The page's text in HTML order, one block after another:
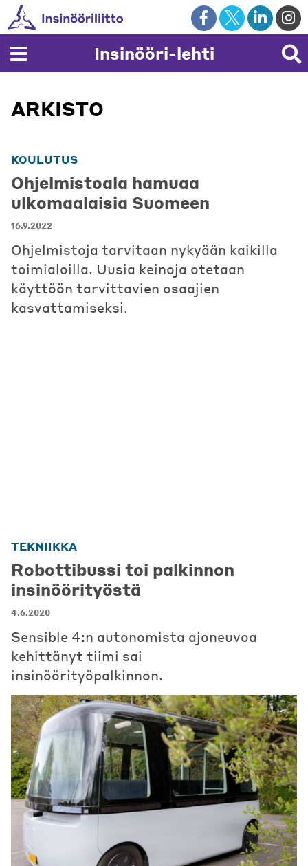
Skip
to
content
Insinööri-lehti
ARKISTO
KOULUTUS
Ohjelmistoala hamuaa
ulkomaalaisia Suomeen
16.9.2022
Ohjelmistoja tarvitaan nykyään kaikilla
toimialoilla. Uusia keinoja otetaan
käyttöön tarvittavien osaajien
kasvattamiseksi.
TEKNIIKKA
Robottibussi toi palkinnon
insinöörityöstä
4.6.2020
Sensible 4:n autonomista ajoneuvoa
kehittänyt tiimi sai
insinöörityöpalkinnon.